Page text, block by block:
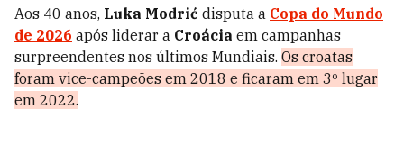
Aos 40 anos, Luka Modrić disputa a Copa do Mundo
de 2026 após liderar a Croácia em campanhas
surpreendentes nos últimos Mundiais. Os croatas
foram vice-campeões em 2018 e ficaram em 3º lugar
em 2022.